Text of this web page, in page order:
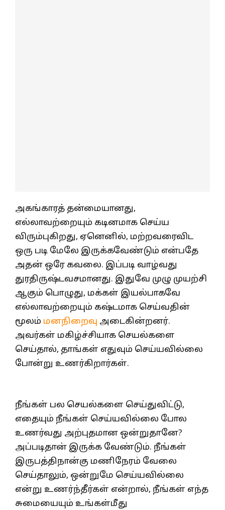
அகங்காரத் தன்மையானது,
எல்லாவற்றையும் கடினமாக செய்ய
விரும்புகிறது, ஏனெனில், மற்றவரைவிட
ஒரு படி மேலே இருக்கவேண்டும் என்பதே
அதன் ஒரே கவலை. இப்படி வாழ்வது
துரதிருஷ்டவசமானது. இதுவே முழு முயற்சி
ஆகும் பொழுது, மக்கள் இயல்பாகவே
எல்லாவற்றையும் கஷ்டமாக செய்வதின்
மூலம் மனநிறைவு அடைகின்றனர்.
அவர்கள் மகிழ்ச்சியாக செயல்களை
செய்தால், தாங்கள் எதுவும் செய்யவில்லை
போன்று உணர்கிறார்கள்.
நீங்கள் பல செயல்களை செய்துவிட்டு,
எதையும் நீங்கள் செய்யவில்லை போல
உணர்வது அற்புதமான ஒன்றுதானே?
அப்படிதான் இருக்க வேண்டும். நீங்கள்
இருபத்திநான்கு மணிநேரம் வேலை
செய்தாலும், ஒன்றுமே செய்யவில்லை
என்று உணர்ந்தீர்கள் என்றால், நீங்கள் எந்த
சுமையையும் உங்கள்மீது